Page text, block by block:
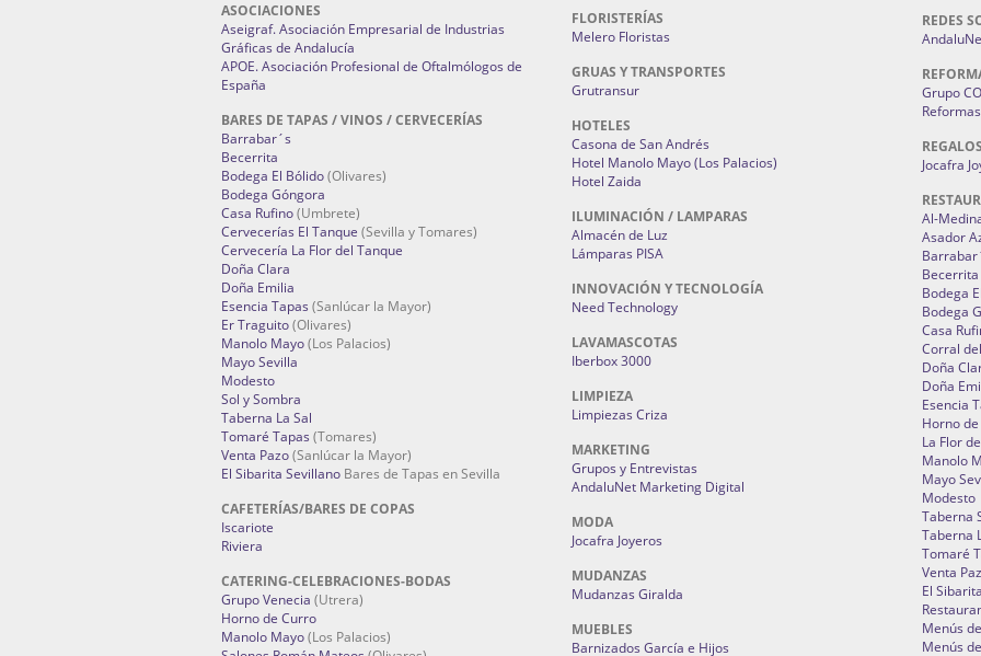
ASOCIACIONES
Aseigraf. Asociación Empresarial de Industrias
Gráficas de Andalucía
APOE. Asociación Profesional de Oftalmólogos de
España
BARES DE TAPAS / VINOS / CERVECERÍAS
Barrabar´s
Becerrita
Bodega El Bólido(Olivares)
Bodega Góngora
Casa Rufino(Umbrete)
Cervecerías El Tanque (Sevilla y Tomares)
Cervecería La Flor del Tanque
Doña Clara
Doña Emilia
Esencia Tapas (Sanlúcar la Mayor)
Er Traguito(Olivares)
Manolo Mayo(Los Palacios)
Mayo Sevilla
Modesto
Sol y Sombra
Taberna La Sal
Tomaré Tapas (Tomares)
Venta Pazo(Sanlúcar la Mayor)
El Sibarita Sevillano Bares de Tapas en Sevilla
CAFETERÍAS/BARES DE COPAS
Iscariote
Riviera
CATERING-CELEBRACIONES-BODAS
Grupo Venecia (Utrera)
Horno de Curro
Manolo Mayo(Los Palacios)
FLORISTERÍAS
Melero Floristas
GRUAS Y TRANSPORTES
Grutransur
HOTELES
Casona de San Andrés
Hotel Manolo Mayo (Los Palacios)
Hotel Zaida
ILUMINACIÓN / LAMPARAS
Almacén de Luz
Lámparas PISA
INNOVACIÓN Y TECNOLOGÍA
Need Technology
LAVAMASCOTAS
Iberbox 3000
LIMPIEZA
Limpiezas Criza
MARKETING
Grupos y Entrevistas
AndaluNet Marketing Digital
MODA
Jocafra Joyeros
MUDANZAS
Mudanzas Giralda
MUEBLES
Barnizados García e Hijos
REDES
Grupo
Jocafra
Al-
Asador
Becerrita
Bodega
Bodega
Casa
Corral
Doña
Doña
Esencia
Horno
La Flor
Manolo
Mayo
Modesto
Taberna
Taberna
Tomaré
Venta
El
Menús
Menús